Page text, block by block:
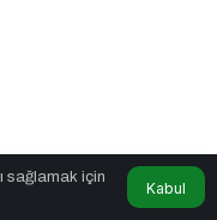
sağlamak için
Kabul